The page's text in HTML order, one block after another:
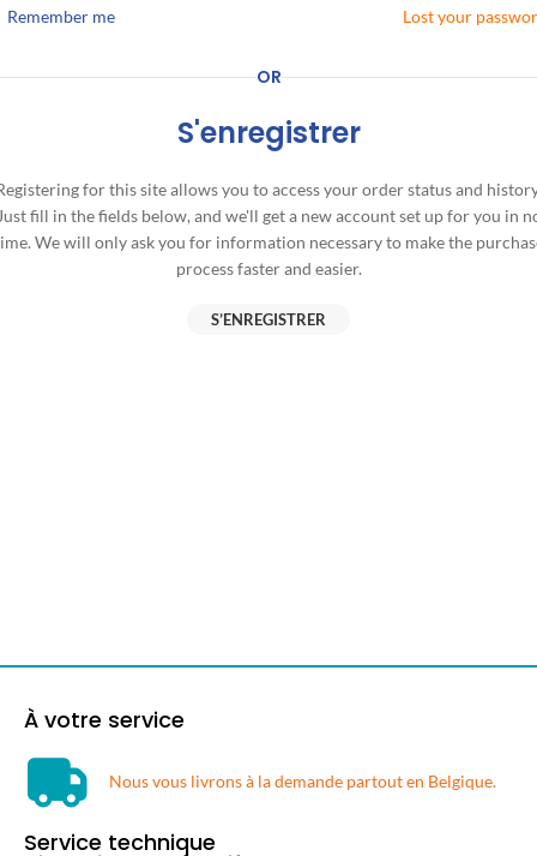
Lost your
Remember me
OR
S'enregistrer
for this site allows you to access your order status and
fill in the fields below, and we'll get a new account set up for you in
We will only ask you for information necessary to make the
process faster and easier.
S’ENREGISTRER
À votre service
Nous vous livrons à la demande partout en Belgique.​
Service technique